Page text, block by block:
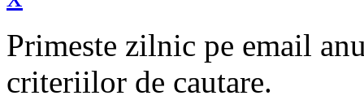
Primeste zilnic pe email
criteriilor de cautare.